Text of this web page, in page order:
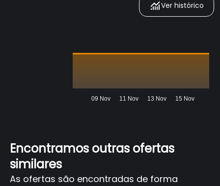
Ver histórico
09 Nov 11 Nov 13 Nov 15 Nov
Encontramos outras ofertas
similares
As ofertas são encontradas de forma